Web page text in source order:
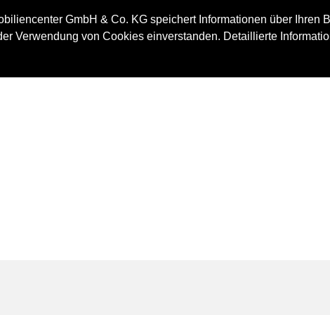
GmbH & Co. KG speichert Informationen über Ihren
Verwendung von Cookies einverstanden. Detaillierte